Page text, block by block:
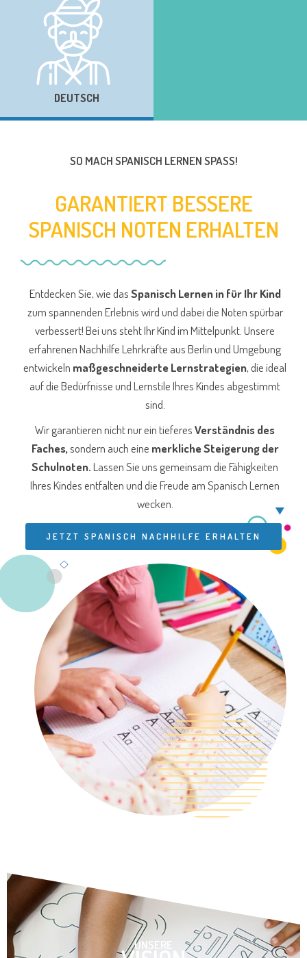
DEUTSCH
SO MACH SPANISCH LERNEN SPASS!
GARANTIERT BESSERE
SPANISCH NOTEN ERHALTEN
Entdecken Sie, wie dasSpanisch Lernen in für Ihr Kind
zum spannenden Erlebnis wird und dabei die Noten spürbar
verbessert! Bei uns steht Ihr Kind im Mittelpunkt. Unsere
erfahrenen Nachhilfe Lehrkräfte aus Berlin und Umgebung
entwickeln maßgeschneiderte Lernstrategien, die ideal
auf die Bedürfnisse und Lernstile Ihres Kindes abgestimmt
sind.
Wir garantieren nicht nur ein tieferesVerständnis des
Faches,sondern auch eine merkliche Steigerung der
Schulnoten.Lassen Sie uns gemeinsam die Fähigkeiten
Ihres Kindes entfalten und die Freude am Spanisch Lernen
wecken.
JETZT SPANISCH NACHHILFE ERHALTEN
UNSERE